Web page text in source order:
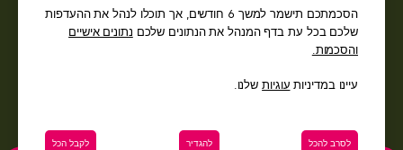
הסכמתכם תישמר למשך 6 חודשים, אך תוכלו לנהל את ההעדפות
שלכם בכל עת בדף המנהל את הנתונים שלכם נתונים אישיים
והסכמות.
עיינו במדיניות עוגיותשלנו.
לסרב להכל להגדיר לקבל הכל